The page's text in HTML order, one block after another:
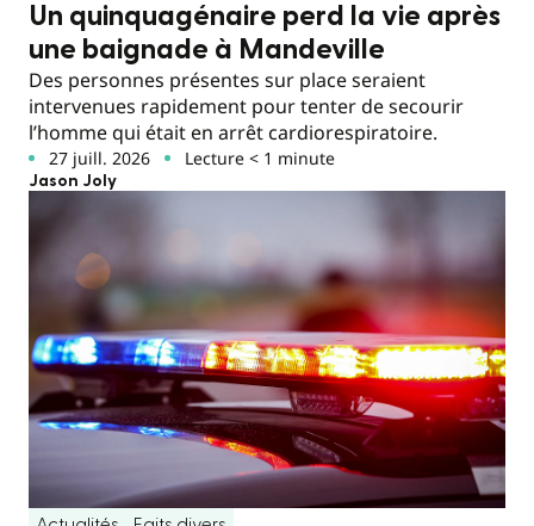
Un quinquagénaire perd la vie après
une baignade à Mandeville
Des personnes présentes sur place seraient
intervenues rapidement pour tenter de secourir
l’homme qui était en arrêt cardiorespiratoire.
27 juill. 2026 Lecture < 1 minute
Jason Joly